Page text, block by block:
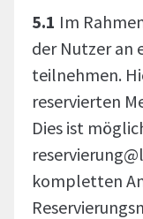
5.1 Im
der Nutzer an
teilnehmen.
reservierten
Dies ist
kompletten